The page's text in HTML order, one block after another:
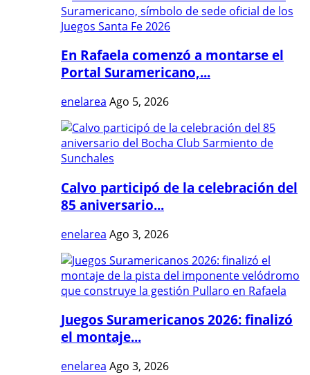
En Rafaela comenzó a montarse el
Portal Suramericano,...
enelarea Ago 5, 2026
Calvo participó de la celebración del
85 aniversario...
enelarea Ago 3, 2026
Juegos Suramericanos 2026: finalizó
el montaje...
enelarea Ago 3, 2026